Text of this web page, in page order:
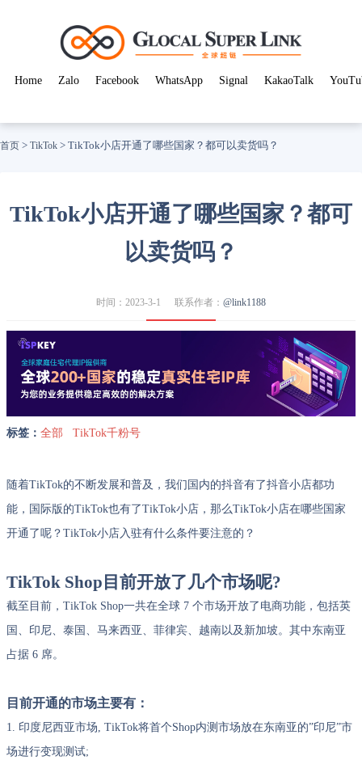
Home Zalo Facebook WhatsApp Signal KakaoTalk
首页 > TikTok > TikTok小店开通了哪些国家？都可以卖货吗？
TikTok小店开通了哪些国家？都可
以卖货吗？
时间：2023-3-1 联系作者： @link1188
标签： 全部 TikTok千粉号
随着TikTok的不断发展和普及，我们国内的抖音有了抖音小店都功
能，国际版的TikTok也有了TikTok小店，那么TikTok小店在哪些国家
开通了呢？TikTok小店入驻有什么条件要注意的？
TikTok Shop目前开放了几个市场呢?
截至目前，TikTok Shop一共在全球 7 个市场开放了电商功能，包括英
国、印尼、泰国、马来西亚、菲律宾、越南以及新加坡。其中东南亚
占据 6 席。
目前开通的市场主要有：
1. 印度尼西亚市场, TikTok将首个Shop内测市场放在东南亚的”印尼”市
场进行变现测试;